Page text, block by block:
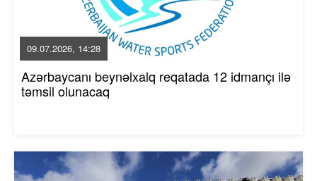
09.07.2026, 14:28
Azərbaycanı beynəlxalq reqatada 12 idmançı ilə
təmsil olunacaq